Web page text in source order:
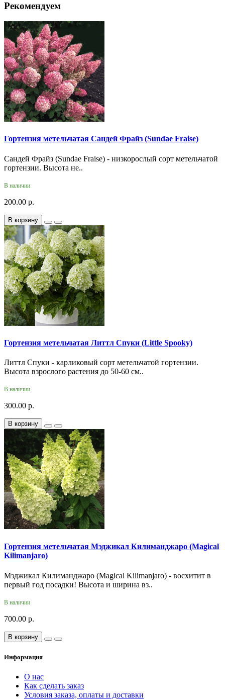
Рекомендуем
Гортензия метельчатая Сандей Фрайз (Sundae Fraise)
Сандей Фрайз (Sundae Fraise) - низкорослый сорт метельчатой
гортензии. Высота не..
В наличии
200.00 р.
В корзину
Гортензия метельчатая Литтл Спуки (Little Spooky)
Литтл Спуки - карликовый сорт метельчатой гортензии.
Высота взрослого растения до 50-60 см..
В наличии
300.00 р.
В корзину
Гортензия метельчатая Мэджикал Килиманджаро (Magical
Kilimanjaro)
Мэджикал Килиманджаро (Magical Kilimanjaro) - восхитит в
первый год посадки! Высота и ширина вз..
В наличии
700.00 р.
В корзину
Информация
О нас
Как сделать заказ
Условия заказа, оплаты и доставки